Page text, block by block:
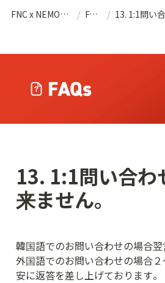
FNC x NEMOZ (JP) / FAQs /
13. 1:1問い合わ
来ません。
韓国語でのお問い合わせの場合翌
外国語でのお問い合わせの場合
安に返答を差し上げております。